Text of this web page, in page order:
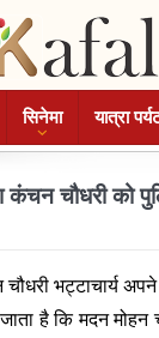
सिनेमा यात्रा
कंचन चौधरी को
भट्टाचार्य
है कि मदन मोहन